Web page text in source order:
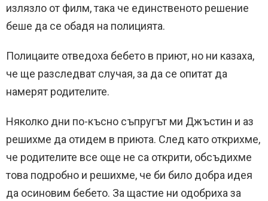
излязло от филм, така че единственото решение
беше да се обадя на полицията.
Полицаите отведоха бебето в приют, но ни казаха,
че ще разследват случая, за да се опитат да
намерят родителите.
Няколко дни по-късно съпругът ми Джъстин и аз
решихме да отидем в приюта. След като открихме,
че родителите все още не са открити, обсъдихме
това подробно и решихме, че би било добра идея
да осиновим бебето. За щастие ни одобриха за